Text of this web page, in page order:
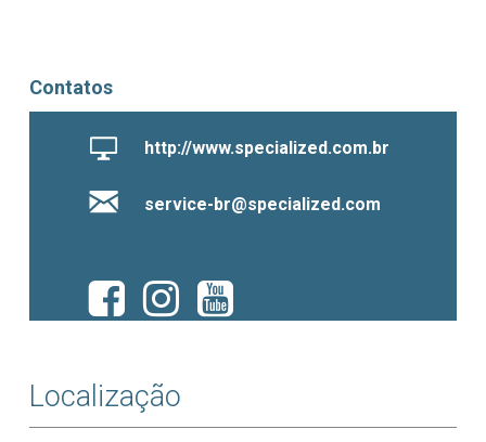
Contatos
http://www.specialized.com.br
service-br@specialized.com
Localização